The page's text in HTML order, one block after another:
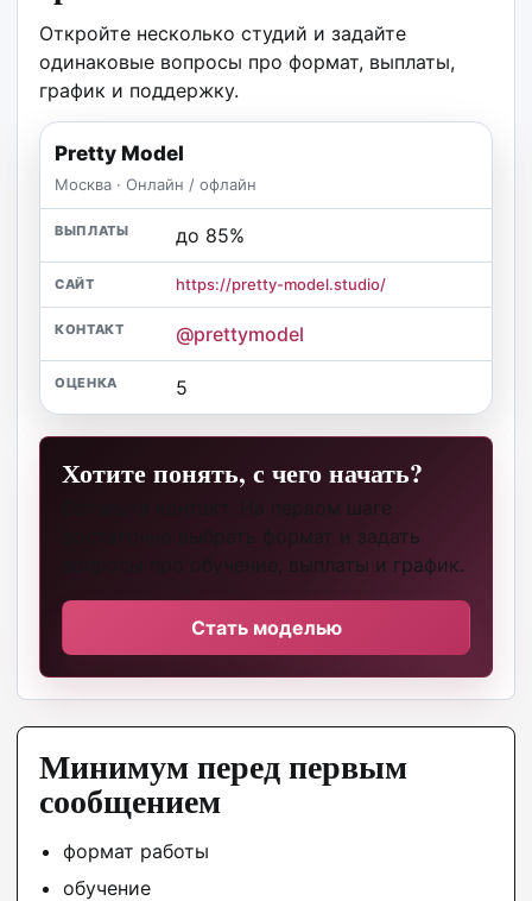
Откройте несколько студий и задайте
одинаковые вопросы про формат, выплаты,
график и поддержку.
Pretty Model
Москва · Онлайн / офлайн
до 85%
https://pretty-model.studio/
@prettymodel
5
Хотите понять, с чего начать?
Оставьте контакт. На первом шаге
достаточно выбрать формат и задать
вопросы про обучение, выплаты и график.
Стать моделью
Минимум перед первым
сообщением
формат работы
обучение